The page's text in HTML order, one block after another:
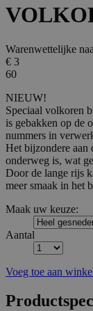
Warenwettelijke
€ 3
60
NIEUW!
Speciaal volkoren
is gebakken op de
nummers in
Het bijzondere aan
onderweg is, wat
Door de lange rijs
meer smaak in het
Maak uw keuze:
Aantal
Voeg toe aan